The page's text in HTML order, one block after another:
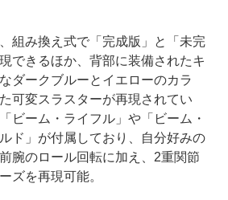
組み換え式で「完成版」と「未完
できるほか、背部に装備されたキ
ダークブルーとイエローのカラ
可変スラスターが再現されてい
ビーム・ライフル」や「ビーム・
ド」が付属しており、自分好みの
腕のロール回転に加え、2重関節
ズを再現可能。